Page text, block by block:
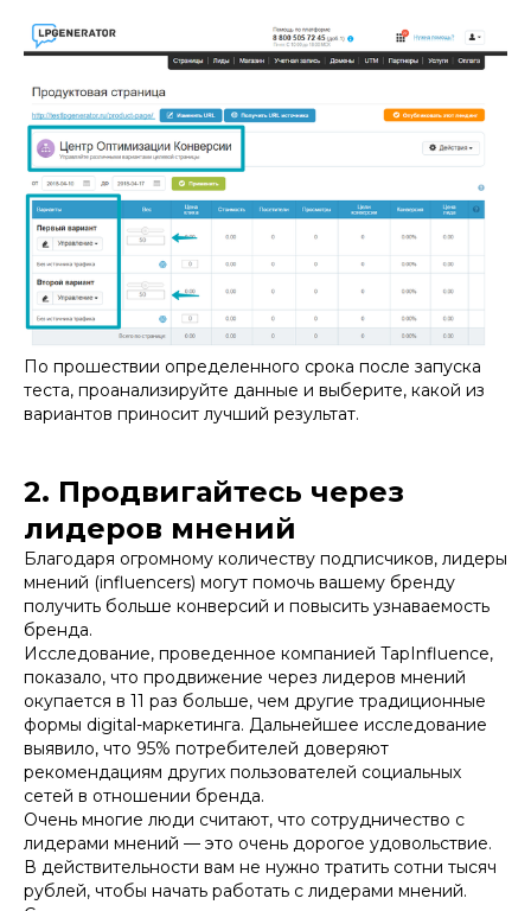
По прошествии определенного срока после запуска
теста, проанализируйте данные и выберите, какой из
вариантов приносит лучший результат.
2. Продвигайтесь через
лидеров мнений
Благодаря огромному количеству подписчиков, лидеры
мнений (influencers) могут помочь вашему бренду
получить больше конверсий и повысить узнаваемость
бренда.
Исследование, проведенное компанией TapInfluence,
показало, что продвижение через лидеров мнений
окупается в 11 раз больше, чем другие традиционные
формы digital-маркетинга. Дальнейшее исследование
выявило, что 95% потребителей доверяют
рекомендациям других пользователей социальных
сетей в отношении бренда.
Очень многие люди считают, что сотрудничество с
лидерами мнений — это очень дорогое удовольствие.
В действительности вам не нужно тратить сотни тысяч
рублей, чтобы начать работать с лидерами мнений.